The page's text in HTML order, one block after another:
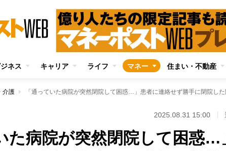
ネス キャリア ライフ マネー 住まい・不動産
介護
2025.08.31 15:00
た病院が突然閉院して困惑…